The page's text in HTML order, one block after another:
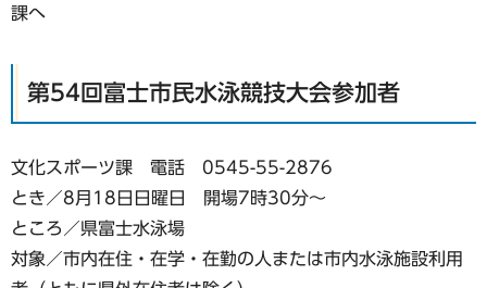
課へ
第54回富士市民水泳競技大会参加者
文化スポーツ課 電話 0545-55-2876
とき／8月18日日曜日 開場7時30分〜
ところ／県富士水泳場
対象／市内在住・在学・在勤の人または市内水泳施設利用